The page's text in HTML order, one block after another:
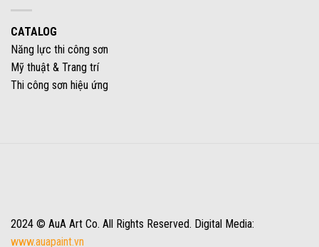
CATALOG
Năng lực thi công sơn
Mỹ thuật & Trang trí
Thi công sơn hiệu ứng
2024 © AuA Art Co. All Rights Reserved. Digital Media:
www.auapaint.vn